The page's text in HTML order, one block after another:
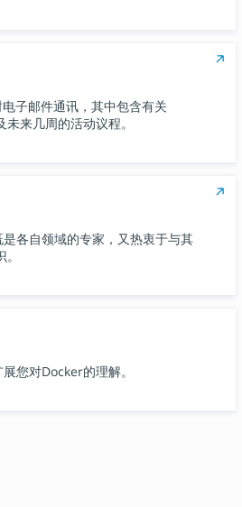
子邮件通讯，其中包含有关
来几周的活动议程。
各自领域的专家，又热衷于与其
您对Docker的理解。